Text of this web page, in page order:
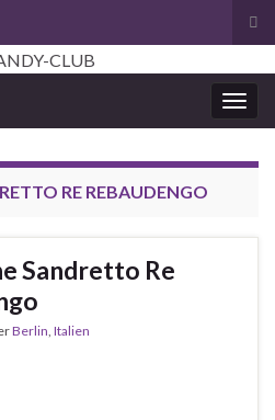
RE REBAUDENGO
Sandretto Re
Berlin Italien